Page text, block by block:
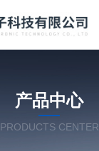
产品中心
PRODUCTS CENTER